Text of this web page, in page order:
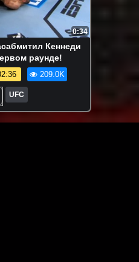
0:34
Кеннеди
раунде!
209.0K
UFC